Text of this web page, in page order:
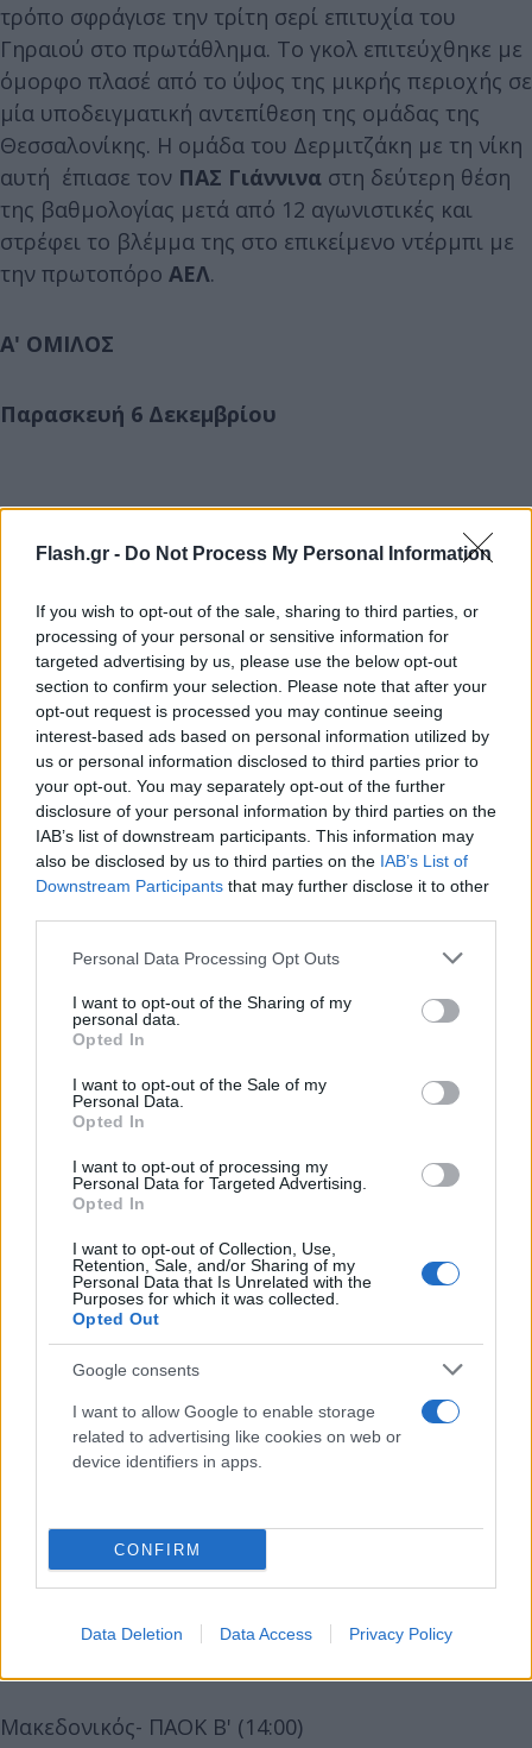
Flash.gr - Do Not Process My Personal Information
If you wish to opt-out of the sale, sharing to third parties, or
processing of your personal or sensitive information for
targeted advertising by us, please use the below opt-out
section to confirm your selection. Please note that after your
opt-out request is processed you may continue seeing
interest-based ads based on personal information utilized by
us or personal information disclosed to third parties prior to
your opt-out. You may separately opt-out of the further
disclosure of your personal information by third parties on the
IAB’s list of downstream participants. This information may
also be disclosed by us to third parties on the IAB’s List of
Downstream Participants that may further disclose it to other
Please note that this website/app uses one or more Google
not limited to your visit or usage behaviour. You may click to
grant or deny consent to Google and its third-party tags to
use your data for below specified purposes in below Google
consent section.
Personal Data Processing Opt Outs
I want to opt-out of the Sharing of my
personal data.
Opted In
I want to opt-out of the Sale of my
Personal Data.
Opted In
I want to opt-out of processing my
Personal Data for Targeted Advertising.
Opted In
I want to opt-out of Collection, Use,
Retention, Sale, and/or Sharing of my
Personal Data that Is Unrelated with the
Purposes for which it was collected.
Opted Out
Google consents
I want to allow Google to enable storage
related to advertising like cookies on web or
device identifiers in apps.
CONFIRM
Data Deletion Data Access Privacy Policy
τρόπο σφράγισε την τρίτη σερί επιτυχία του
Γηραιού στο πρωτάθλημα. Το γκολ επιτεύχθηκε με
όμορφο πλασέ από το ύψος της μικρής περιοχής σε
μία υποδειγματική αντεπίθεση της ομάδας της
Θεσσαλονίκης. Η ομάδα του Δερμιτζάκη με τη νίκη
αυτή έπιασε τον ΠΑΣ Γιάννινα στη δεύτερη θέση
της βαθμολογίας μετά από 12 αγωνιστικές και
στρέφει το βλέμμα της στο επικείμενο ντέρμπι με
την πρωτοπόρο ΑΕΛ.
Α' ΟΜΙΛΟΣ
Παρασκευή 6 Δεκεμβρίου
Σάββατο 7 Δεκεμβρίου
ΑΕΛ- Εθνικός Νέου Κεραμιδίου 1-0
Νίκη Βόλου-ΠΑΣ Γιάννινα 1-1
Καβάλα- ΠΟΤ Ηρακλής 0-1
Μακεδονικός- ΠΑΟΚ Β' (14:00)